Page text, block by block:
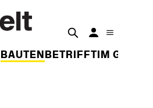
BAUTEN BETRIFFT IM